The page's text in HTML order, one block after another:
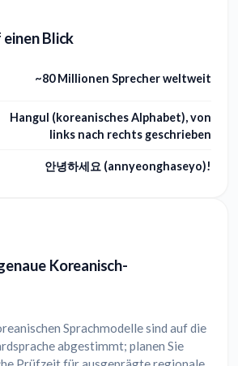
Blick
~80 Millionen Sprecher weltweit
Hangul (koreanisches Alphabet), von
links nach rechts geschrieben
안녕하세요 (annyeonghaseyo)!
Koreanisch-
Sprachmodelle sind auf die
abgestimmt; planen Sie